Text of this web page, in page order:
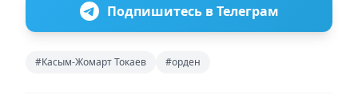
Подпишитесь в Телеграм
#Касым-Жомарт Токаев #орден